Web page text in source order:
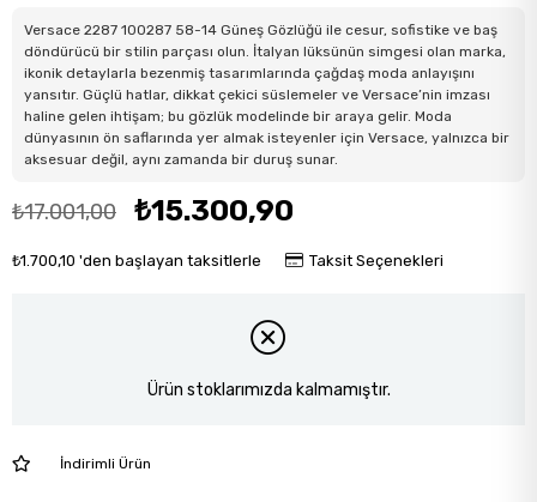
Versace 2287 100287 58-14 Güneş Gözlüğü ile cesur, sofistike ve baş
döndürücü bir stilin parçası olun. İtalyan lüksünün simgesi olan marka,
ikonik detaylarla bezenmiş tasarımlarında çağdaş moda anlayışını
yansıtır. Güçlü hatlar, dikkat çekici süslemeler ve Versace’nin imzası
haline gelen ihtişam; bu gözlük modelinde bir araya gelir. Moda
dünyasının ön saflarında yer almak isteyenler için Versace, yalnızca bir
aksesuar değil, aynı zamanda bir duruş sunar.
₺17.001,00 ₺15.300,90
₺1.700,10 'den başlayan taksitlerle Taksit Seçenekleri
Ürün stoklarımızda kalmamıştır.
İndirimli Ürün